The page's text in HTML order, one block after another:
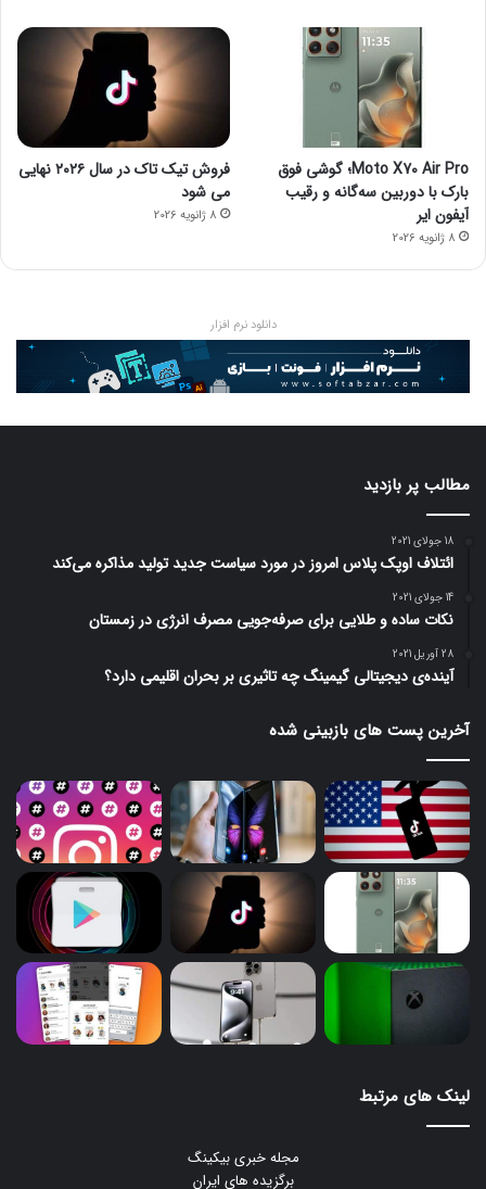
Moto X70 Air Pro؛ گوشی فوق
بارک با دوربین سه‌گانه و رقیب
آیفون ایر
8 ژانویه 2026
فروش تیک تاک در سال ۲۰۲۶ نهایی
می شود
8 ژانویه 2026
دانلود نرم افزار
مطالب پر بازدید
18 جولای 2021
ائتلاف اوپک پلاس امروز در مورد سیاست جدید تولید مذاکره می‌کند
14 جولای 2021
نکات ساده و طلایی برای صرفه‌جویی مصرف انرژی در زمستان
28 آوریل 2021
آینده‌ی دیجیتالی گیمینگ چه تاثیری بر بحران اقلیمی دارد؟
آخرین پست های بازبینی شده
لینک های مرتبط
مجله خبری بیکینگ
برگزیده های ایران